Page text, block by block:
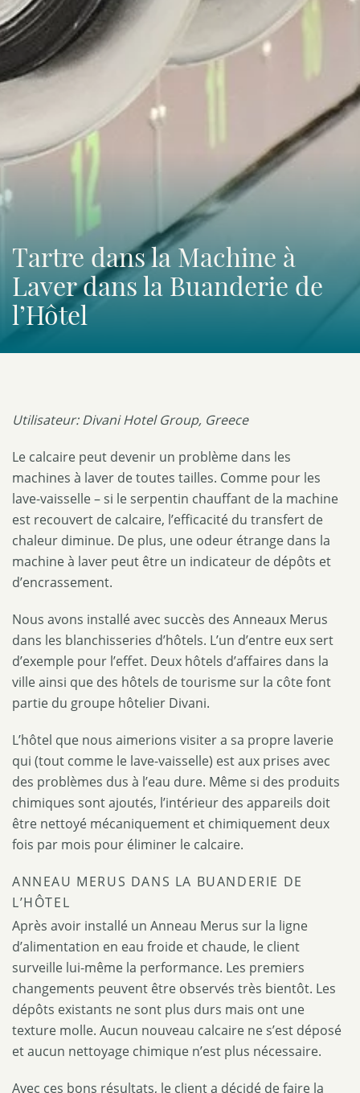
Tartre dans la Machine à
Laver dans la Buanderie de
l’Hôtel
Utilisateur: Divani Hotel Group, Greece
Le calcaire peut devenir un problème dans les
machines à laver de toutes tailles. Comme pour les
lave-vaisselle – si le serpentin chauffant de la machine
est recouvert de calcaire, l’efficacité du transfert de
chaleur diminue. De plus, une odeur étrange dans la
machine à laver peut être un indicateur de dépôts et
d’encrassement.
Nous avons installé avec succès des Anneaux Merus
dans les blanchisseries d’hôtels. L’un d’entre eux sert
d’exemple pour l’effet. Deux hôtels d’affaires dans la
ville ainsi que des hôtels de tourisme sur la côte font
partie du groupe hôtelier Divani.
L’hôtel que nous aimerions visiter a sa propre laverie
qui (tout comme le lave-vaisselle) est aux prises avec
des problèmes dus à l’eau dure. Même si des produits
chimiques sont ajoutés, l’intérieur des appareils doit
être nettoyé mécaniquement et chimiquement deux
fois par mois pour éliminer le calcaire.
ANNEAU MERUS DANS LA BUANDERIE DE
L’HÔTEL
Après avoir installé un Anneau Merus sur la ligne
d’alimentation en eau froide et chaude, le client
surveille lui-même la performance. Les premiers
changements peuvent être observés très bientôt. Les
dépôts existants ne sont plus durs mais ont une
texture molle. Aucun nouveau calcaire ne s’est déposé
et aucun nettoyage chimique n’est plus nécessaire.
Avec ces bons résultats, le client a décidé de faire la